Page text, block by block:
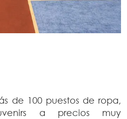
de 100 puestos de ropa,
a precios muy